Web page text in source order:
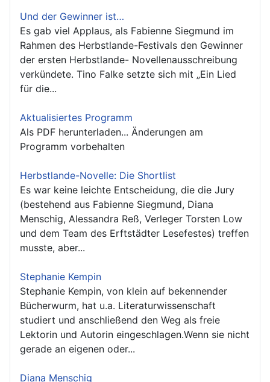
Und der Gewinner ist…
Es gab viel Applaus, als Fabienne Siegmund im
Rahmen des Herbstlande-Festivals den Gewinner
der ersten Herbstlande- Novellenausschreibung
verkündete. Tino Falke setzte sich mit „Ein Lied
für die...
Aktualisiertes Programm
Als PDF herunterladen... Änderungen am
Programm vorbehalten
Herbstlande-Novelle: Die Shortlist
Es war keine leichte Entscheidung, die die Jury
(bestehend aus Fabienne Siegmund, Diana
Menschig, Alessandra Reß, Verleger Torsten Low
und dem Team des Erftstädter Lesefestes) treffen
musste, aber...
Stephanie Kempin
Stephanie Kempin, von klein auf bekennender
Bücherwurm, hat u.a. Literaturwissenschaft
studiert und anschließend den Weg als freie
Lektorin und Autorin eingeschlagen.Wenn sie nicht
gerade an eigenen oder...
Diana Menschig